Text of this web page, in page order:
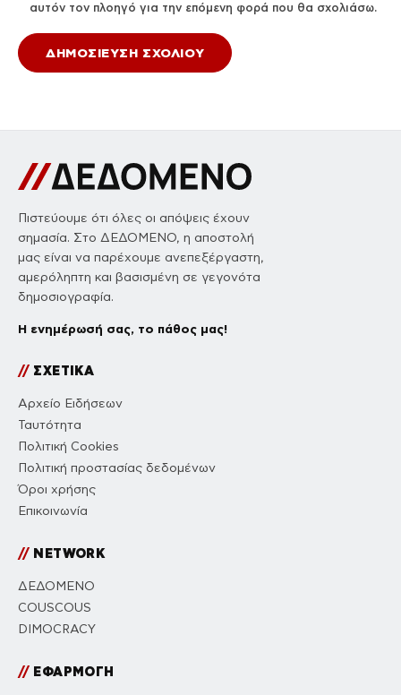
αυτόν τον πλοηγό για την επόμενη φορά που θα σχολιάσω.
Πιστεύουμε ότι όλες οι απόψεις έχουν
σημασία. Στο ΔΕΔΟΜΕΝΟ, η αποστολή
μας είναι να παρέχουμε ανεπεξέργαστη,
αμερόληπτη και βασισμένη σε γεγονότα
δημοσιογραφία.
Η ενημέρωσή σας, το πάθος μας!
//ΣΧΕΤΙΚΑ
Αρχείο Ειδήσεων
Ταυτότητα
Πολιτική Cookies
Πολιτική προστασίας δεδομένων
Όροι χρήσης
Επικοινωνία
//NETWORK
ΔΕΔΟΜΕΝΟ
COUSCOUS
DIMOCRACY
//ΕΦΑΡΜΟΓΗ